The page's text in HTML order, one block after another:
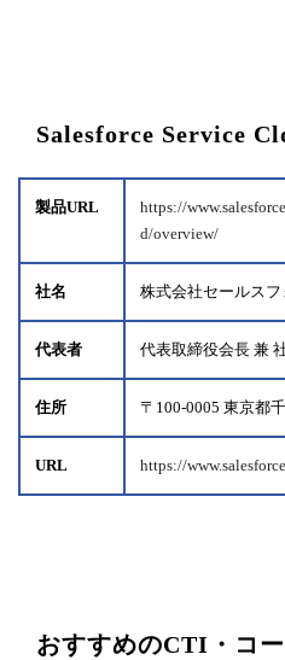
Salesforce Service
製品URL
https://
d/overview/
社名 株式会社セールス
代表者 代表取締役会長 兼
住所 〒100-0005 東京都
URL https://
おすすめのCTI・コ